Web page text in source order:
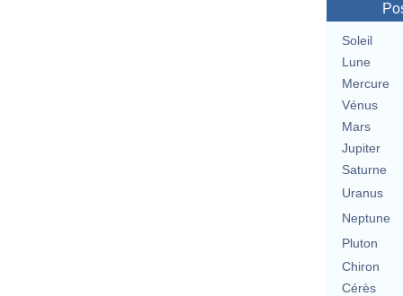
Soleil
Lune
Mercure
Vénus
Mars
Jupiter
Saturne
Uranus
Neptune
Pluton
Chiron
Cérès